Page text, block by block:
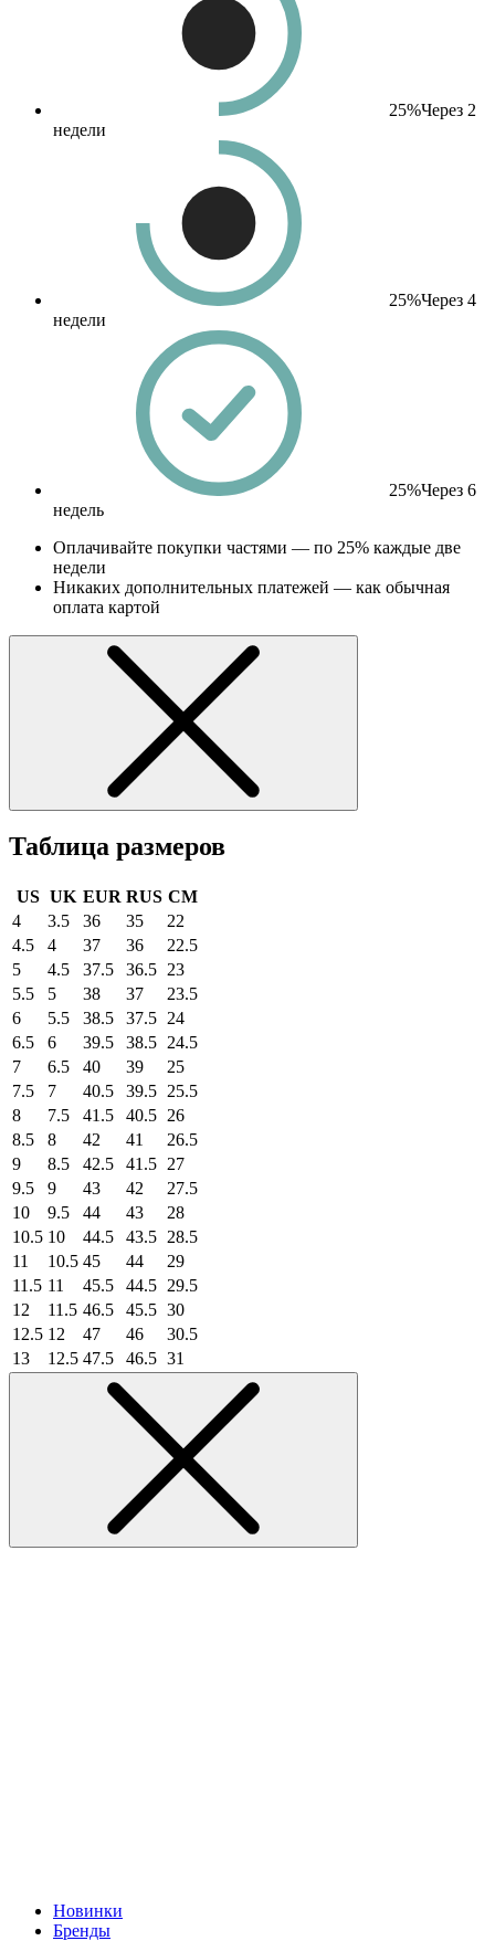
25%Через 2
недели
25%Через 4
недели
25%Через 6
недель
Оплачивайте покупки частями — по 25% каждые две
недели
Никаких дополнительных платежей — как обычная
оплата картой
Таблица размеров
US UK EUR RUS CM
4
3.5 36 35
22
4.5
4 37 36
22.5
5
4.5 37.5 36.5 23
5.5
5 38 37
23.5
6
5.5 38.5 37.5 24
6.5
6 39.5 38.5 24.5
7
6.5 40 39
25
7.5
7 40.5 39.5 25.5
8
7.5 41.5 40.5 26
8.5
8 42 41
26.5
9
8.5 42.5 41.5 27
9.5
9 43 42
27.5
10
9.5 44 43
28
10.5 10 44.5 43.5 28.5
11
10.5 45 44
29
11.5 11 45.5 44.5 29.5
12
11.5 46.5 45.5 30
12.5 12 47 46
30.5
13
12.5 47.5 46.5 31
Новинки
Бренды